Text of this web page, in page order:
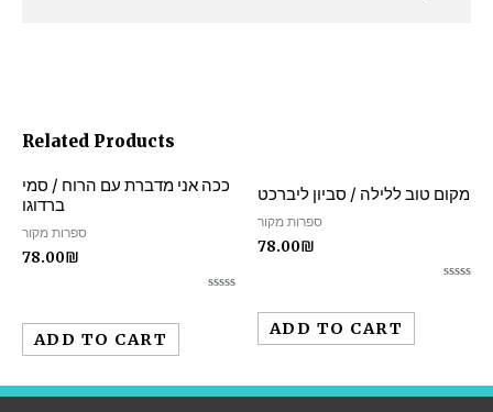
Related Products
מקום טוב ללילה / סביון ליברכט
ספרות מקור
78.00₪
ADD TO CART
ככה אני מדברת עם הרוח / סמי
ברדוגו
ספרות מקור
78.00₪
ADD TO CART